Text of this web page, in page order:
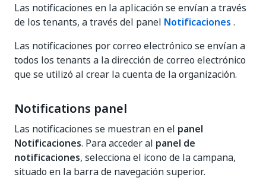
Las notificaciones en la aplicación se envían a través
de los tenants, a través del panel Notificaciones .
Las notificaciones por correo electrónico se envían a
todos los tenants a la dirección de correo electrónico
que se utilizó al crear la cuenta de la organización.
Notifications panel
Las notificaciones se muestran en el panel
Notificaciones. Para acceder al panel de
notificaciones, selecciona el icono de la campana,
situado en la barra de navegación superior.